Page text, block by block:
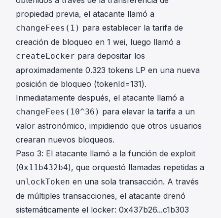
propiedad previa, el atacante llamó a
changeFees(1) para establecer la tarifa de
creación de bloqueo en 1 wei, luego llamó a
createLocker para depositar los
aproximadamente 0.323 tokens LP en una nueva
posición de bloqueo (tokenId=131).
Inmediatamente después, el atacante llamó a
changeFees(10^36) para elevar la tarifa a un
valor astronómico, impidiendo que otros usuarios
crearan nuevos bloqueos.
Paso 3: El atacante llamó a la función de exploit
(0x11b432b4), que orquestó llamadas repetidas a
unlockToken en una sola transacción. A través
de múltiples transacciones, el atacante drenó
sistemáticamente el locker: 0x437b26...c1b303